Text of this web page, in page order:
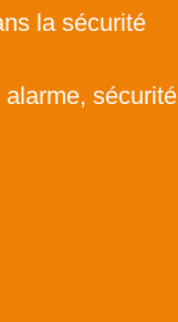
la sécurité
sécurité